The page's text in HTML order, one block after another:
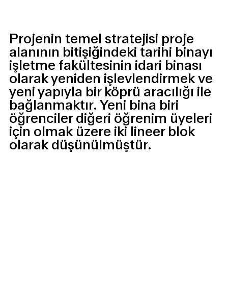
Projenin temel stratejisi proje
alanının bitişiğindeki tarihi binayı
işletme fakültesinin idari binası
olarak yeniden işlevlendirmek ve
yeni yapıyla bir köprü aracılığı ile
bağlanmaktır. Yeni bina biri
öğrenciler diğeri öğrenim üyeleri
için olmak üzere iki lineer blok
olarak düşünülmüştür.